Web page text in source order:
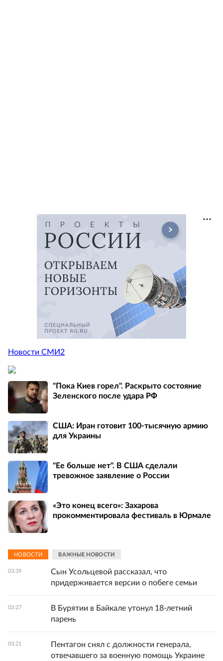
Новости СМИ2
"Пока Киев горел". Раскрыто состояние
Зеленского после удара РФ
США: Иран готовит 100-тысячную армию
для Украины
"Ее больше нет". В США сделали
тревожное заявление о России
«Это конец всего»: Захарова
прокомментировала фестиваль в Юрмале
НОВОСТИ ВАЖНЫЕ НОВОСТИ
03:39
Сын Усольцевой рассказал, что
придерживается версии о побеге семьи
03:27
В Бурятии в Байкале утонул 18-летний
парень
03:21
Пентагон снял с должности генерала,
отвечавшего за военную помощь Украине